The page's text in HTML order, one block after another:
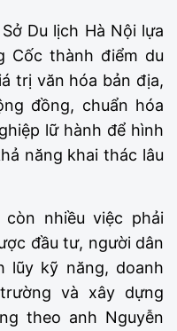
Du lịch Hà Nội lựa
Cốc thành điểm du
trị văn hóa bản địa,
đồng, chuẩn hóa
lữ hành để hình
năng khai thác lâu
nhiều việc phải
đầu tư, người dân
lũy kỹ năng, doanh
và xây dựng
theo anh Nguyễn